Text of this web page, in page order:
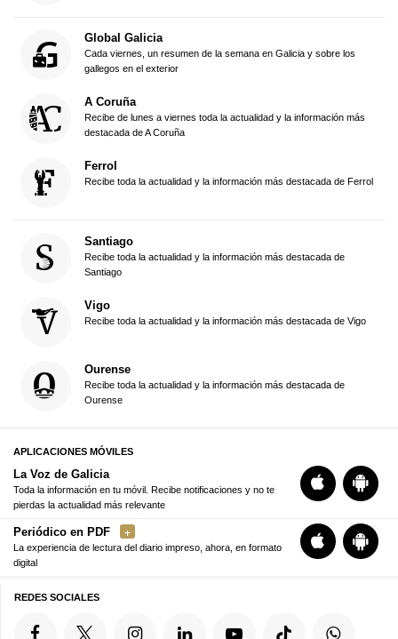
Global Galicia
Cada viernes, un resumen de la semana en Galicia y sobre los
gallegos en el exterior
A Coruña
Recibe de lunes a viernes toda la actualidad y la información más
destacada de A Coruña
Ferrol
Recibe toda la actualidad y la información más destacada de Ferrol
Santiago
Recibe toda la actualidad y la información más destacada de
Santiago
Vigo
Recibe toda la actualidad y la información más destacada de Vigo
Ourense
Recibe toda la actualidad y la información más destacada de
Ourense
APLICACIONES MÓVILES
La Voz de Galicia
Toda la información en tu móvil. Recibe notificaciones y no te
pierdas la actualidad más relevante
Periódico en PDF
La experiencia de lectura del diario impreso, ahora, en formato
digital
REDES SOCIALES